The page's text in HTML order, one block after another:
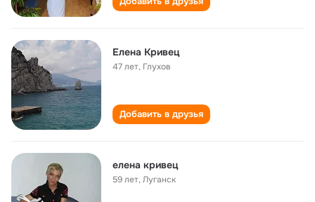
Елена Кривец
47 лет, Глухов
Добавить в друзья
елена кривец
59 лет,Луганск